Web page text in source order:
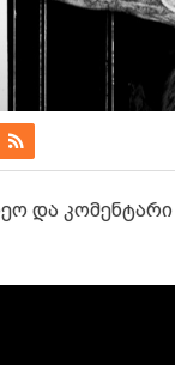
და კომენტარი